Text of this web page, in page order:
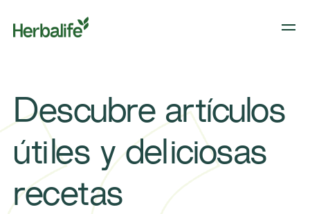
Descubre artículos
útiles y deliciosas
recetas